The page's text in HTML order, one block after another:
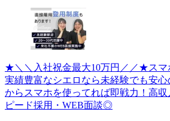
★＼＼入社祝金最大10万円／／★スマ
実績豊富なシエロなら未経験でも安
からスマホを使ってれば即戦力！高
ピード採用・WEB面談◎